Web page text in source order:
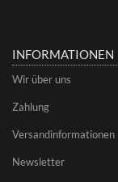
INFORMATIONEN
Wir über uns
Zahlung
Versandinformationen
Newsletter